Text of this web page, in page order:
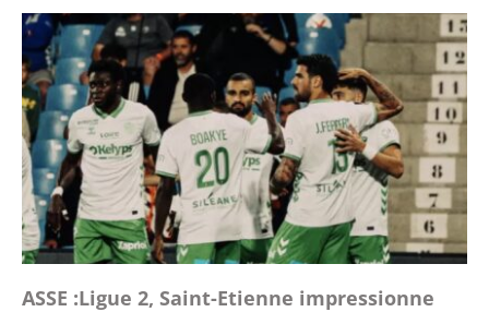
ASSE :Ligue 2, Saint-Etienne impressionne